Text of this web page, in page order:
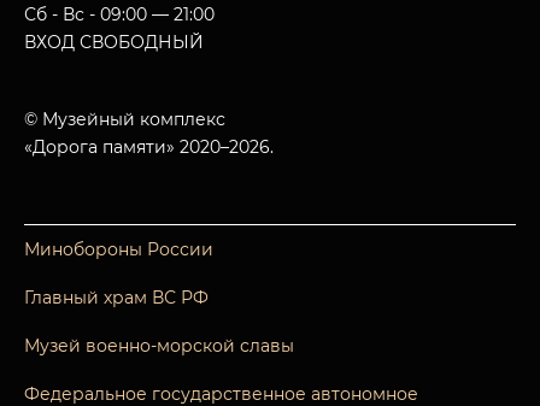
Сб - Вс - 09:00 — 21:00
ВХОД СВОБОДНЫЙ
© Музейный комплекс
«Дорога памяти» 2020–2026.
Минобороны России
Главный храм ВС РФ
Музей военно-морской славы
Федеральное государственное автономное